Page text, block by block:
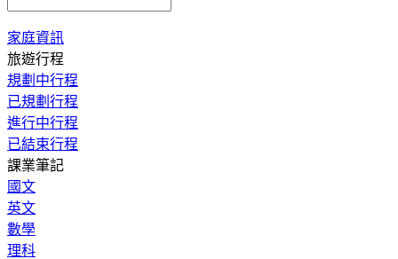
家庭資訊
旅遊行程
規劃中行程
已規劃行程
進行中行程
已結束行程
課業筆記
國文
英文
數學
理科